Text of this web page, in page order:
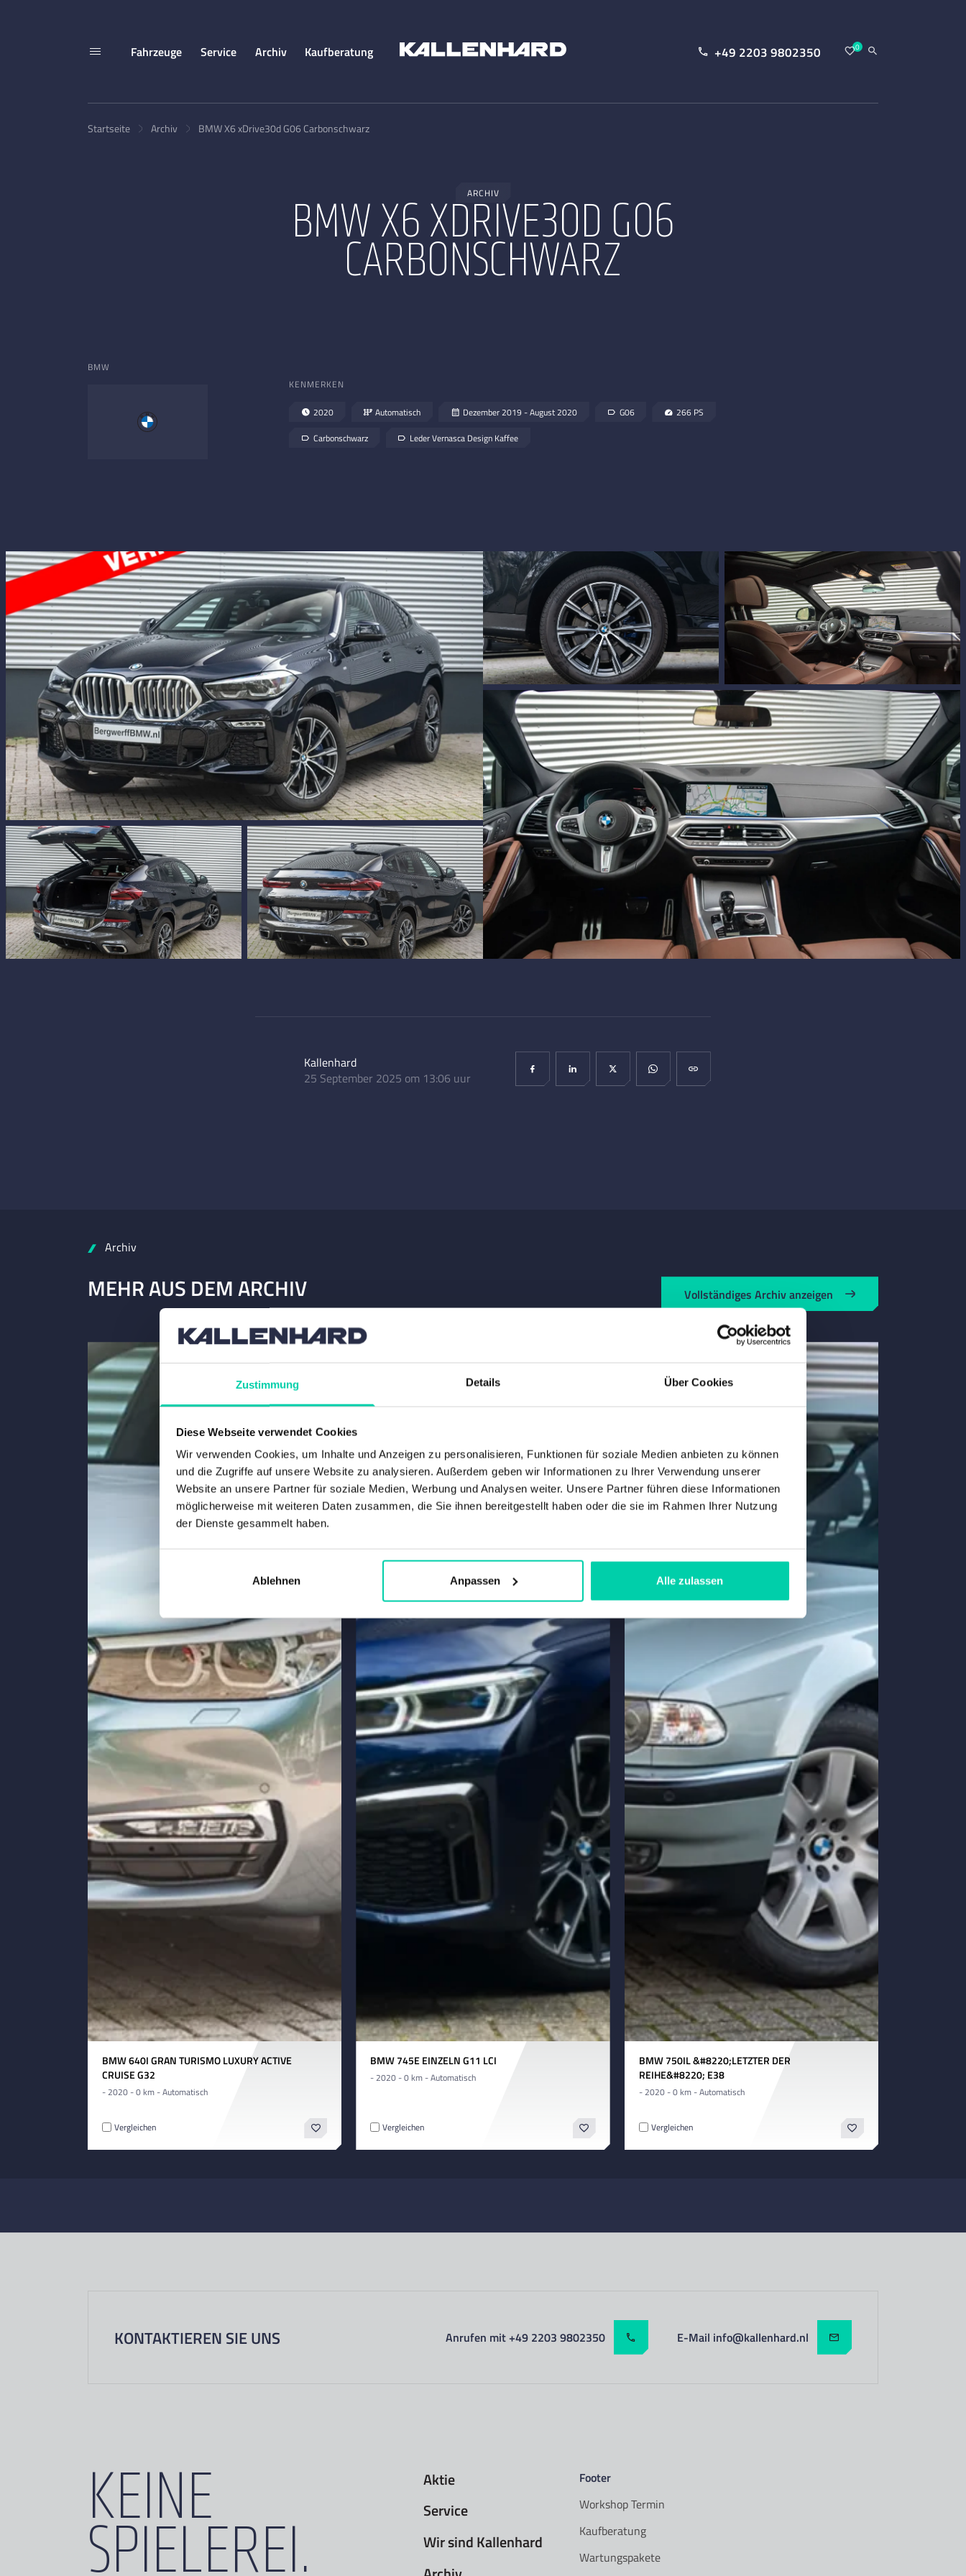
Zustimmung Details Über Cookies
Diese Webseite verwendet Cookies
Wir verwenden Cookies, um Inhalte und Anzeigen zu personalisieren, Funktionen für soziale Medien anbieten zu können
und die Zugriffe auf unsere Website zu analysieren. Außerdem geben wir Informationen zu Ihrer Verwendung unserer
Website an unsere Partner für soziale Medien, Werbung und Analysen weiter. Unsere Partner führen diese Informationen
möglicherweise mit weiteren Daten zusammen, die Sie ihnen bereitgestellt haben oder die sie im Rahmen Ihrer Nutzung
der Dienste gesammelt haben.
Ablehnen Anpassen Alle zulassen
Fahrzeuge Service Archiv Kaufberatung +49 2203 9802350 0
Startseite Archiv BMW X6 xDrive30d G06 Carbonschwarz
ARCHIV
BMW X6 XDRIVE30D G06
CARBONSCHWARZ
BMW
KENMERKEN
2020 Automatisch Dezember 2019 - August 2020 G06 266 PS
Carbonschwarz Leder Vernasca Design Kaffee
Kallenhard
25 September 2025 om 13:06 uur
Archiv
MEHR AUS DEM ARCHIV Vollständiges Archiv anzeigen
BMW 640I GRAN TURISMO LUXURY ACTIVE
CRUISE G32
- 2020 - 0 km - Automatisch
Vergleichen
BMW 745E EINZELN G11 LCI
- 2020 - 0 km - Automatisch
Vergleichen
BMW 750IL &#8220;LETZTER DER
REIHE&#8220; E38
- 2020 - 0 km - Automatisch
Vergleichen
KONTAKTIEREN SIE UNS Anrufen mit +49 2203 9802350 E-Mail info@kallenhard.nl
KEINE
SPIELEREI.
Aktie
Service
Wir sind Kallenhard
Footer
Workshop Termin
Kaufberatung
Wartungspakete